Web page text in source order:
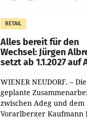
Müller die Initiative
Helden“ in allen
österreichischen Müller-
RETAIL
Alles bereit für den
Wechsel: Jürgen
setzt ab 1.1.2027 auf
WIENER NEUDORF. – Die
geplante
zwischen Adeg und dem
Vorarlberger Kaufmann